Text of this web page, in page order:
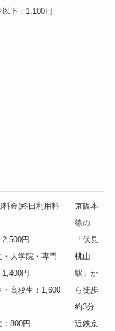
以下：1,100円
料金(終日利用料
円
・大学院・専門
円
・高校生：1,600
800円
京阪本
線の
「伏見
桃山
駅」か
ら徒歩
約3分
近鉄京